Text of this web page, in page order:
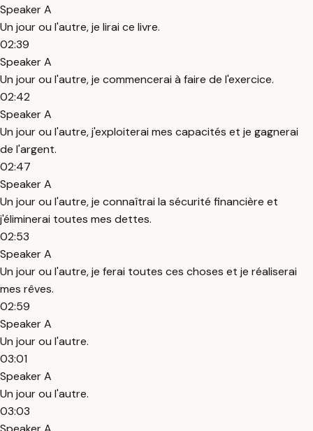
Speaker A
Un jour ou l'autre, je lirai ce livre.
02:39
Speaker A
Un jour ou l'autre, je commencerai à faire de l'exercice.
02:42
Speaker A
Un jour ou l'autre, j'exploiterai mes capacités et je gagnerai
de l'argent.
02:47
Speaker A
Un jour ou l'autre, je connaîtrai la sécurité financière et
j'éliminerai toutes mes dettes.
02:53
Speaker A
Un jour ou l'autre, je ferai toutes ces choses et je réaliserai
mes rêves.
02:59
Speaker A
Un jour ou l'autre.
03:01
Speaker A
Un jour ou l'autre.
03:03